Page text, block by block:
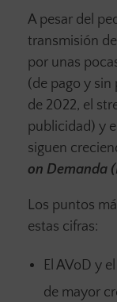
A pesar del
transmisión
por unas
(de pago y
de 2022, el
publicidad) y
siguen
on Demanda
Los puntos
estas cifras:
El AVoD y
de mayor